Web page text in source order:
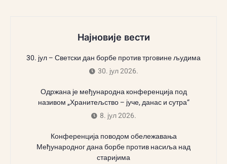
Најновије вести
30. јул – Светски дан борбе против трговине људима
30. јул 2026.
Одржана је међународна конференција под
називом „Хранитељство – јуче, данас и сутра“
8. јул 2026.
Конференција поводом обележавања
Међународног дана борбе против насиља над
старијима